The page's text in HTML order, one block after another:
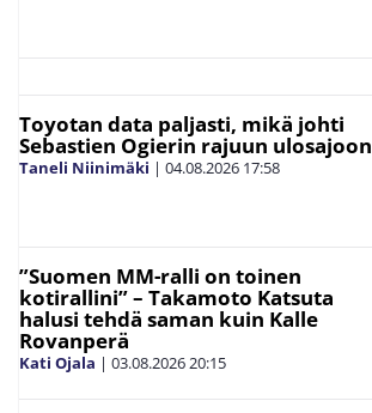
Toyotan data paljasti, mikä johti
Sebastien Ogierin rajuun ulosajoon
Taneli Niinimäki | 04.08.2026 17:58
”Suomen MM-ralli on toinen
kotirallini” – Takamoto Katsuta
halusi tehdä saman kuin Kalle
Rovanperä
Kati Ojala | 03.08.202620:15